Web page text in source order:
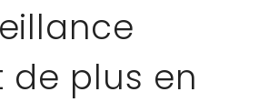
de plus en